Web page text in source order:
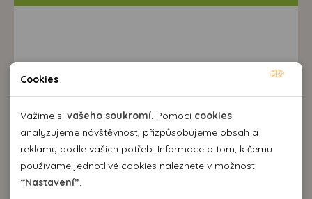
Mapa
Cookies
Vážíme si vašeho soukromí. Pomocí cookies
analyzujeme návštěvnost, přizpůsobujeme obsah a
reklamy podle vašich potřeb. Informace o tom, k čemu
používáme jednotlivé cookies naleznete v možnosti
“Nastavení”.
Nutné cookies pomáhají, aby byla webová stránka
použitelná tak, že umožní základní funkce jako navigace
stránky a přístup k zabezpečeným sekcím webové stránky.
Webová stránka nemůže správně fungovat bez těchto
cookies.